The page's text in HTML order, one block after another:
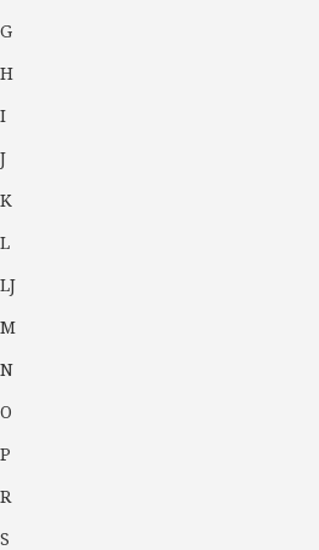
G
H
I
J
K
L
LJ
M
N
O
P
R
S